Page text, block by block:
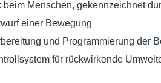
beim Menschen, gekennzeichnet
einer Bewegung
und Programmierung der
für rückwirkende